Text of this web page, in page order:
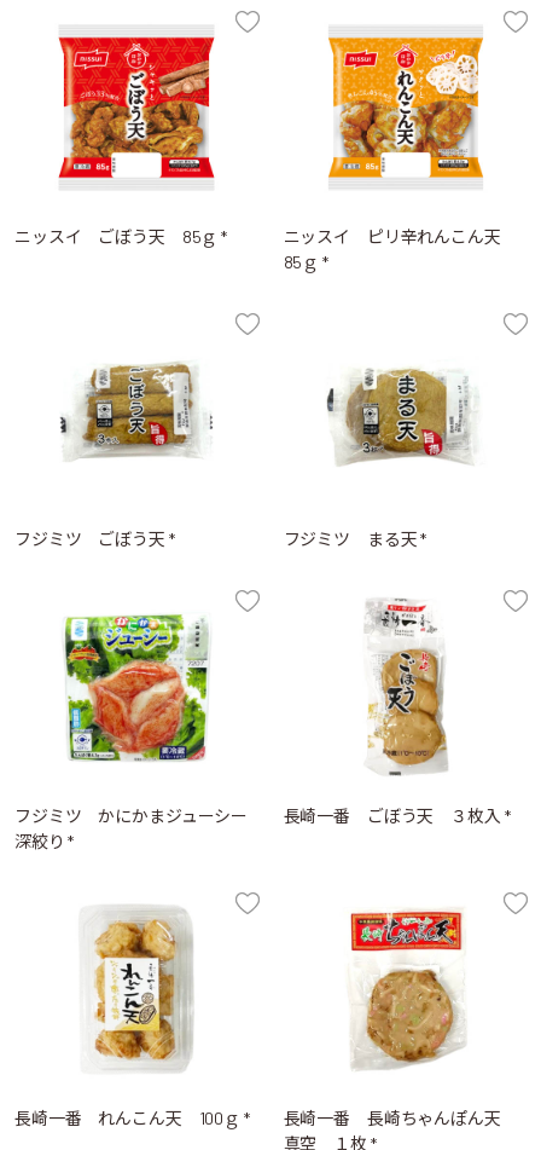
ニッスイ ごぼう天 85ｇ *
ニッスイ ピリ辛れんこん天
85ｇ *
フジミツ ごぼう天 * フジミツ まる天 *
フジミツ かにかまジューシー
深絞り *
長崎一番 ごぼう天 ３枚入 *
長崎一番 れんこん天 100ｇ *
長崎一番 長崎ちゃんぽん天
真空 １枚 *